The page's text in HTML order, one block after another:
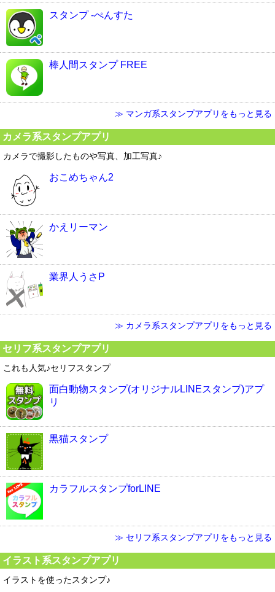
スタンプ -ぺんすた
棒人間スタンプ FREE
≫ マンガ系スタンプアプリをもっと見る
カメラ系スタンプアプリ
カメラで撮影したものや写真、加工写真♪
おこめちゃん2
かえリーマン
業界人うさP
≫ カメラ系スタンプアプリをもっと見る
セリフ系スタンプアプリ
これも人気♪セリフスタンプ
面白動物スタンプ(オリジナルLINEスタンプ)アプ
リ
黒猫スタンプ
カラフルスタンプforLINE
≫ セリフ系スタンプアプリをもっと見る
イラスト系スタンプアプリ
イラストを使ったスタンプ♪